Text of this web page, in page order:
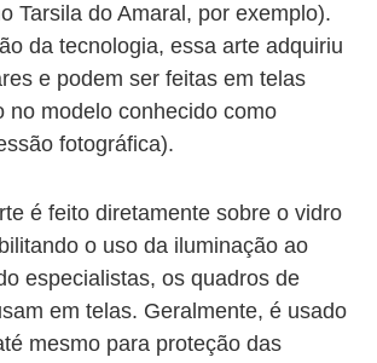
Tarsila do Amaral, por exemplo).
da tecnologia, essa arte adquiriu
e podem ser feitas em telas
no modelo conhecido como
fotográfica).
é feito diretamente sobre o vidro
o uso da iluminação ao
especialistas, os quadros de
em telas. Geralmente, é usado
mesmo para proteção das